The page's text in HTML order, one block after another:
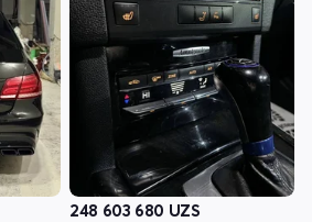
248 603 680 UZS